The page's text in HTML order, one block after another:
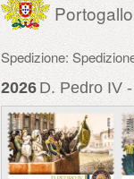
Portogallo
Spedizione:
2026 D. Pedro IV